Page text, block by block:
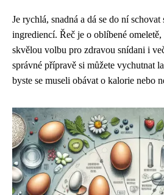
Je rychlá, snadná a dá se do ní schovat
ingrediencí. Řeč je o oblíbené omeletě,
skvělou volbu pro zdravou snídani i
správné přípravě si můžete vychutnat
byste se museli obávat o kalorie nebo